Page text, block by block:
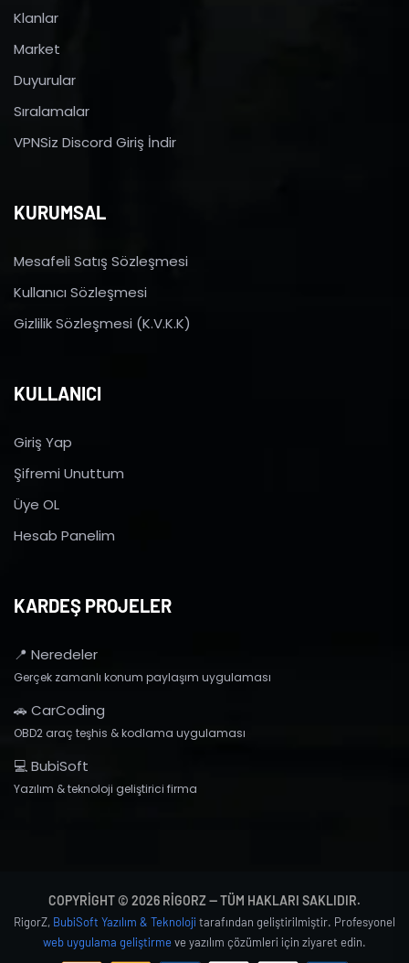
Klanlar
Market
Duyurular
Sıralamalar
VPNSiz Discord Giriş İndir
KURUMSAL
Mesafeli Satış Sözleşmesi
Kullanıcı Sözleşmesi
Gizlilik Sözleşmesi (K.V.K.K)
KULLANICI
Giriş Yap
Şifremi Unuttum
Üye OL
Hesab Panelim
KARDEŞ PROJELER
📍 Neredeler
Gerçek zamanlı konum paylaşım uygulaması
🚗 CarCoding
OBD2 araç teşhis & kodlama uygulaması
💻 BubiSoft
Yazılım & teknoloji geliştirici firma
COPYRIGHT © 2026 RIGORZ — TÜM HAKLARI SAKLIDIR.
RigorZ, BubiSoft Yazılım & Teknoloji tarafından geliştirilmiştir. Profesyonel
web uygulama geliştirmeve yazılım çözümleri için ziyaret edin.